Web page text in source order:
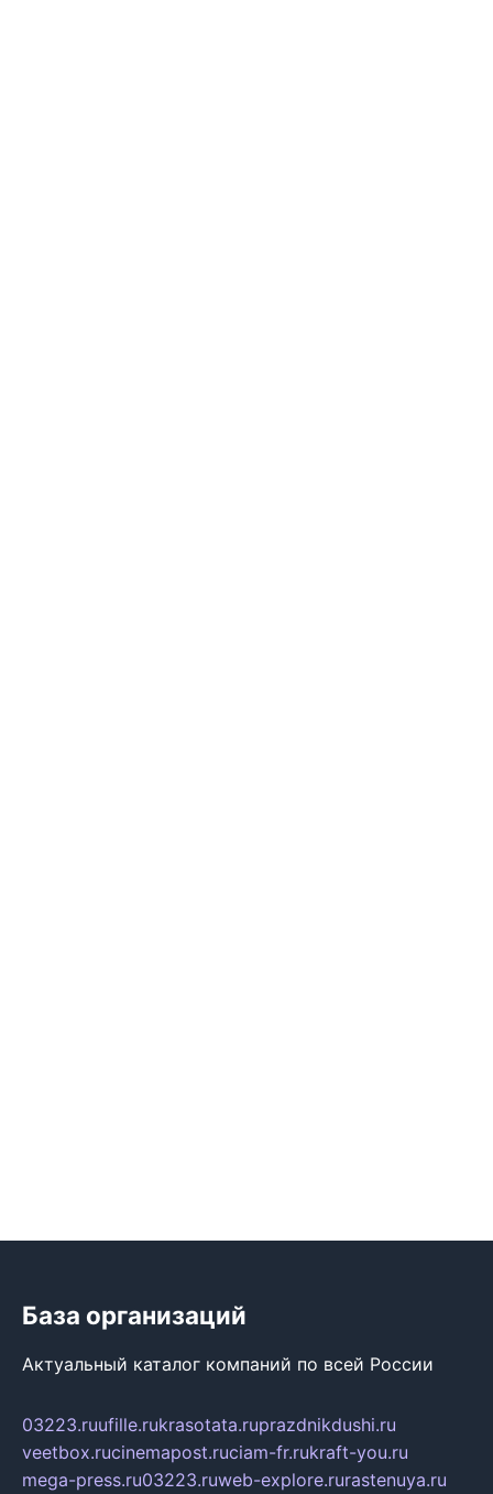
База организаций
Актуальный каталог компаний по всей России
03223.ruufille.rukrasotata.ruprazdnikdushi.ru
veetbox.rucinemapost.ruciam-fr.rukraft-you.ru
mega-press.ru03223.ruweb-explore.rurastenuya.ru